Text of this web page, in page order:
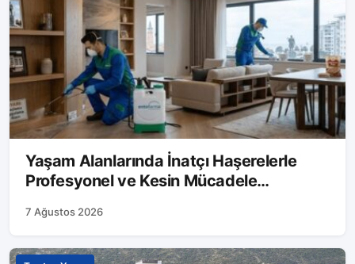
Yaşam Alanlarında İnatçı Haşerelerle
Profesyonel ve Kesin Mücadele
7 Ağustos 2026